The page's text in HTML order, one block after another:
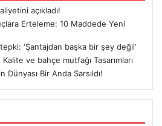
açıkladı!
Erteleme: 10 Maddede Yeni
‘Şantajdan başka bir şey değil’
ve bahçe mutfağı Tasarımları
Dünyası Bir Anda Sarsıldı!